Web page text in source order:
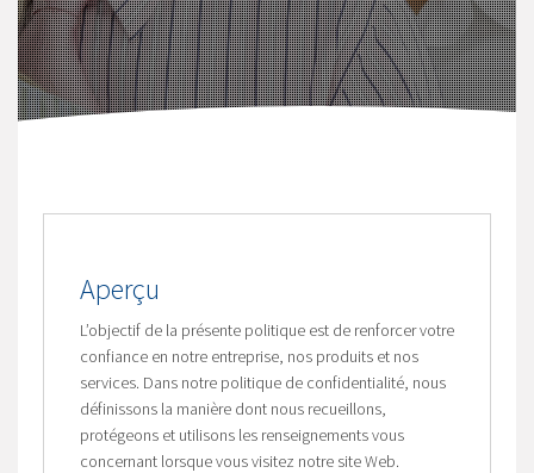
Aperçu
L’objectif de la présente politique est de renforcer votre
confiance en notre entreprise, nos produits et nos
services. Dans notre politique de confidentialité, nous
définissons la manière dont nous recueillons,
protégeons et utilisons les renseignements vous
concernant lorsque vous visitez notre site Web.